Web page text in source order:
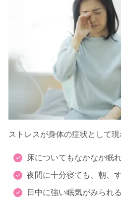
ストレスが身体の症状として現
床についてもなかなか眠
夜間に十分寝ても、朝、
日中に強い眠気がみられる